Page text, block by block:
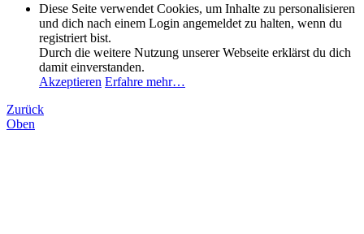
Diese Seite verwendet Cookies, um Inhalte zu personalisieren
und dich nach einem Login angemeldet zu halten, wenn du
registriert bist.
Durch die weitere Nutzung unserer Webseite erklärst du dich
damit einverstanden.
Akzeptieren Erfahre mehr…
Zurück
Oben